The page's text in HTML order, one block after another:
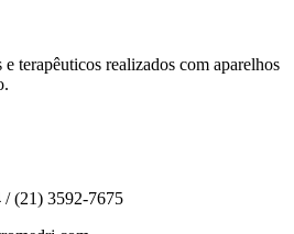
terapêuticos realizados com aparelhos
/ (21) 3592-7675